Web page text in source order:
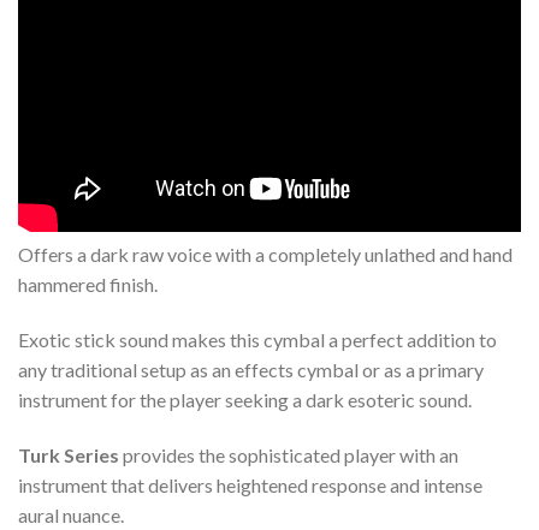
Offers a dark raw voice with a completely unlathed and hand
hammered finish.
Exotic stick sound makes this cymbal a perfect addition to
any traditional setup as an effects cymbal or as a primary
instrument for the player seeking a dark esoteric sound.
Turk Series provides the sophisticated player with an
instrument that delivers heightened response and intense
aural nuance.